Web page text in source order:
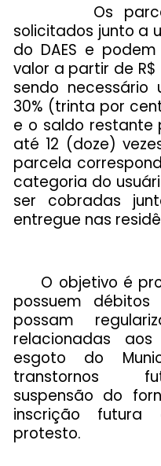
Os
solicitados junto a
do DAES e
valor a partir de
sendo
30% (trinta por
e o saldo restante
até 12 (doze)
parcela
categoria do
ser cobradas
entregue nas
O objetivo é
possuem
possam
relacionadas
esgoto do
transtornos
suspensão do
inscrição
protesto.